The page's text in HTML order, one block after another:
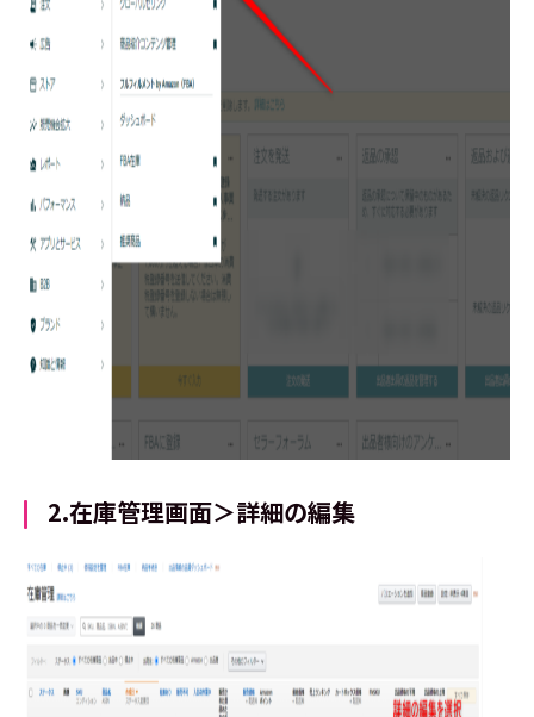
2.在庫管理画面＞詳細の編集